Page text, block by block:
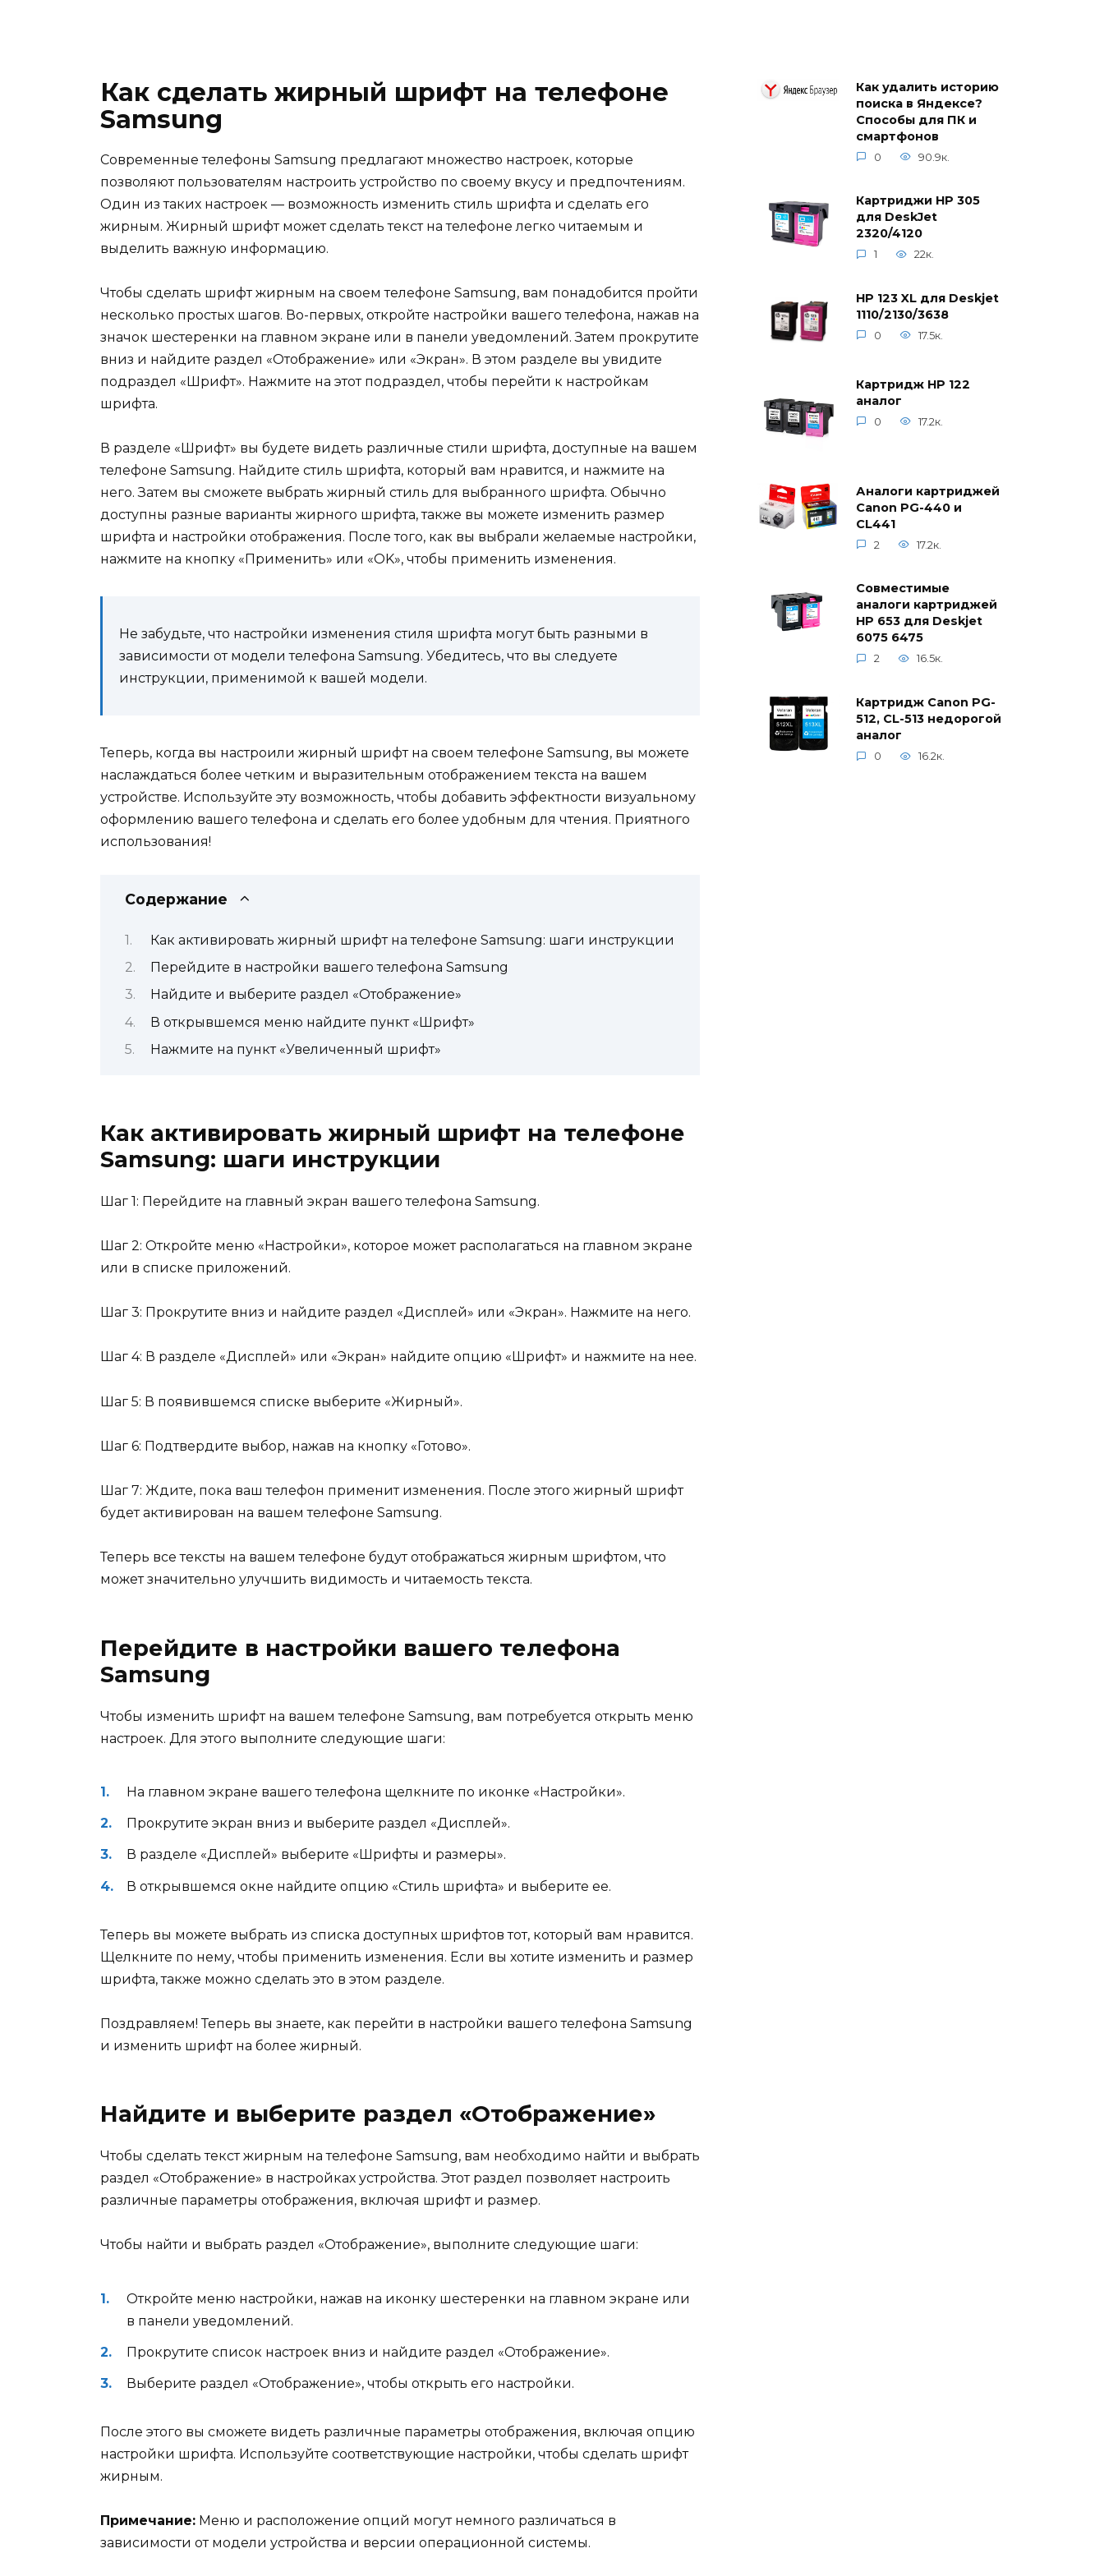
Как сделать жирный шрифт на телефоне
Samsung
Современные телефоны Samsung предлагают множество настроек, которые
позволяют пользователям настроить устройство по своему вкусу и предпочтениям.
Один из таких настроек — возможность изменить стиль шрифта и сделать его
жирным. Жирный шрифт может сделать текст на телефоне легко читаемым и
выделить важную информацию.
Чтобы сделать шрифт жирным на своем телефоне Samsung, вам понадобится пройти
несколько простых шагов. Во-первых, откройте настройки вашего телефона, нажав на
значок шестеренки на главном экране или в панели уведомлений. Затем прокрутите
вниз и найдите раздел «Отображение» или «Экран». В этом разделе вы увидите
подраздел «Шрифт». Нажмите на этот подраздел, чтобы перейти к настройкам
шрифта.
В разделе «Шрифт» вы будете видеть различные стили шрифта, доступные на вашем
телефоне Samsung. Найдите стиль шрифта, который вам нравится, и нажмите на
него. Затем вы сможете выбрать жирный стиль для выбранного шрифта. Обычно
доступны разные варианты жирного шрифта, также вы можете изменить размер
шрифта и настройки отображения. После того, как вы выбрали желаемые настройки,
нажмите на кнопку «Применить» или «OK», чтобы применить изменения.
Не забудьте, что настройки изменения стиля шрифта могут быть разными в
зависимости от модели телефона Samsung. Убедитесь, что вы следуете
инструкции, применимой к вашей модели.
Теперь, когда вы настроили жирный шрифт на своем телефоне Samsung, вы можете
наслаждаться более четким и выразительным отображением текста на вашем
устройстве. Используйте эту возможность, чтобы добавить эффектности визуальному
оформлению вашего телефона и сделать его более удобным для чтения. Приятного
использования!
Содержание
Как активировать жирный шрифт на телефоне Samsung: шаги инструкции
Перейдите в настройки вашего телефона Samsung
Найдите и выберите раздел «Отображение»
В открывшемся меню найдите пункт «Шрифт»
Нажмите на пункт «Увеличенный шрифт»
Как активировать жирный шрифт на телефоне
Samsung: шаги инструкции
Шаг 1: Перейдите на главный экран вашего телефона Samsung.
Шаг 2: Откройте меню «Настройки», которое может располагаться на главном экране
или в списке приложений.
Шаг 3: Прокрутите вниз и найдите раздел «Дисплей» или «Экран». Нажмите на него.
Шаг 4: В разделе «Дисплей» или «Экран» найдите опцию «Шрифт» и нажмите на нее.
Шаг 5: В появившемся списке выберите «Жирный».
Шаг 6: Подтвердите выбор, нажав на кнопку «Готово».
Шаг 7: Ждите, пока ваш телефон применит изменения. После этого жирный шрифт
будет активирован на вашем телефоне Samsung.
Теперь все тексты на вашем телефоне будут отображаться жирным шрифтом, что
может значительно улучшить видимость и читаемость текста.
Перейдите в настройки вашего телефона
Samsung
Чтобы изменить шрифт на вашем телефоне Samsung, вам потребуется открыть меню
настроек. Для этого выполните следующие шаги:
На главном экране вашего телефона щелкните по иконке «Настройки».
Прокрутите экран вниз и выберите раздел «Дисплей».
В разделе «Дисплей» выберите «Шрифты и размеры».
В открывшемся окне найдите опцию «Стиль шрифта» и выберите ее.
Теперь вы можете выбрать из списка доступных шрифтов тот, который вам нравится.
Щелкните по нему, чтобы применить изменения. Если вы хотите изменить и размер
шрифта, также можно сделать это в этом разделе.
Поздравляем! Теперь вы знаете, как перейти в настройки вашего телефона Samsung
и изменить шрифт на более жирный.
Найдите и выберите раздел «Отображение»
Чтобы сделать текст жирным на телефоне Samsung, вам необходимо найти и выбрать
раздел «Отображение» в настройках устройства. Этот раздел позволяет настроить
различные параметры отображения, включая шрифт и размер.
Чтобы найти и выбрать раздел «Отображение», выполните следующие шаги:
Откройте меню настройки, нажав на иконку шестеренки на главном экране или
в панели уведомлений.
Прокрутите список настроек вниз и найдите раздел «Отображение».
Выберите раздел «Отображение», чтобы открыть его настройки.
После этого вы сможете видеть различные параметры отображения, включая опцию
настройки шрифта. Используйте соответствующие настройки, чтобы сделать шрифт
жирным.
Примечание: Меню и расположение опций могут немного различаться в
зависимости от модели устройства и версии операционной системы.
Как удалить историю
поиска в Яндексе?
Способы для ПК и
смартфонов
0 90.9к.
Картриджи HP 305
для DeskJet
2320/4120
1 22к.
HP 123 XL для Deskjet
1110/2130/3638
0 17.5к.
Картридж HP 122
аналог
0 17.2к.
Аналоги картриджей
Canon PG-440 и
CL441
2 17.2к.
Совместимые
аналоги картриджей
HP 653 для Deskjet
6075 6475
2 16.5к.
Картридж Canon PG-
512, CL-513 недорогой
аналог
0 16.2к.